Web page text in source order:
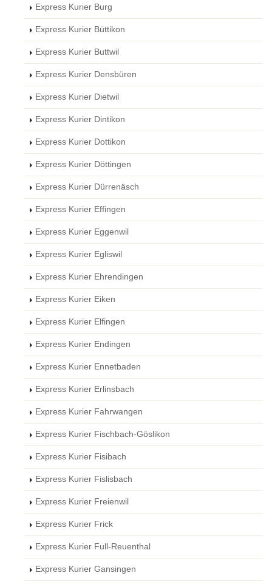
Express Kurier Burg
Express Kurier Büttikon
Express Kurier Buttwil
Express Kurier Densbüren
Express Kurier Dietwil
Express Kurier Dintikon
Express Kurier Dottikon
Express Kurier Döttingen
Express Kurier Dürrenäsch
Express Kurier Effingen
Express Kurier Eggenwil
Express Kurier Egliswil
Express Kurier Ehrendingen
Express Kurier Eiken
Express Kurier Elfingen
Express Kurier Endingen
Express Kurier Ennetbaden
Express Kurier Erlinsbach
Express Kurier Fahrwangen
Express Kurier Fischbach-Göslikon
Express Kurier Fisibach
Express Kurier Fislisbach
Express Kurier Freienwil
Express Kurier Frick
Express Kurier Full-Reuenthal
Express Kurier Gansingen